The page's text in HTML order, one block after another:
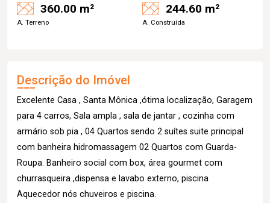
360.00 m²
A. Terreno
244.60 m²
A. Construída
Descrição do Imóvel
Excelente Casa , Santa Mônica ,ótima localização, Garagem
para 4 carros, Sala ampla , sala de jantar , cozinha com
armário sob pia , 04 Quartos sendo 2 suítes suite principal
com banheira hidromassagem 02 Quartos com Guarda-
Roupa. Banheiro social com box, área gourmet com
churrasqueira ,dispensa e lavabo externo, piscina
Aquecedor nós chuveiros e piscina.